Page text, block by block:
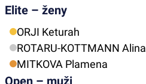
Elite – ženy
ORJI Keturah
ROTARU-KOTTMANN Alina
MITKOVA Plamena
Open – muži